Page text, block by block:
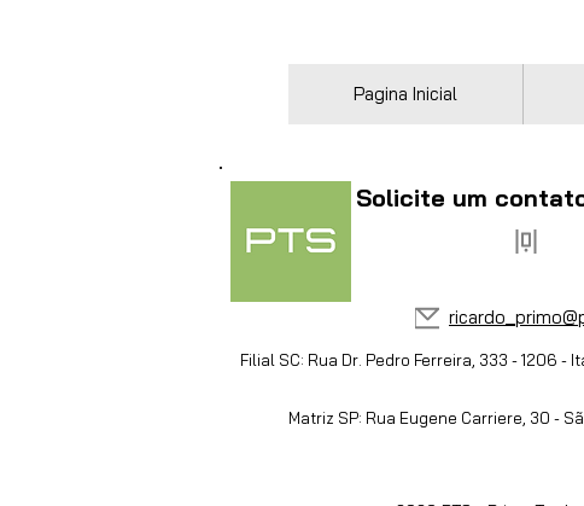
Pagina Inicial
Solicite um
Filial SC: Rua Dr. Pedro Ferreira, 333 - 1206 -
Matriz SP: Rua Eugene Carriere, 30 -